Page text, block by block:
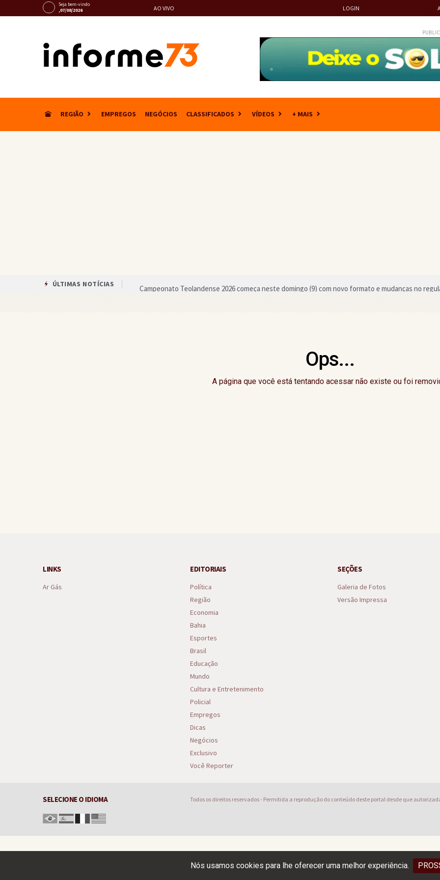
Nós usamos cookies para lhe oferecer uma melhor experiência.
Seja bem-vindo
,07/08/2026
AO VIVO LOGIN
REGIÃO EMPREGOS NEGÓCIOS CLASSIFICADOS VÍDEOS + MAIS
ÚLTIMAS NOTÍCIAS
Campeonato Teolandense 2026 começa neste domingo (9) com novo formato e mudanças no
Assembleia de Deus em Gandu promove 3ª edição do "CelebrAí CelebrAí" nesta quinta-feira; saiba
Circuito das Artes oferece cursos e oficinas gratuitas em Gandu
Ops...
A página que você está tentando acessar não existe ou foi
LINKS
Ar Gás
EDITORIAIS
Política
Região
Economia
Bahia
Esportes
Brasil
Educação
Mundo
Cultura e Entretenimento
Policial
Empregos
Dicas
Negócios
Exclusivo
Você Reporter
SEÇÕES
Galeria de Fotos
Versão Impressa
SELECIONE O IDIOMA Todos os direitos reservados - Permitida a reprodução do conteúdo deste portal desde que